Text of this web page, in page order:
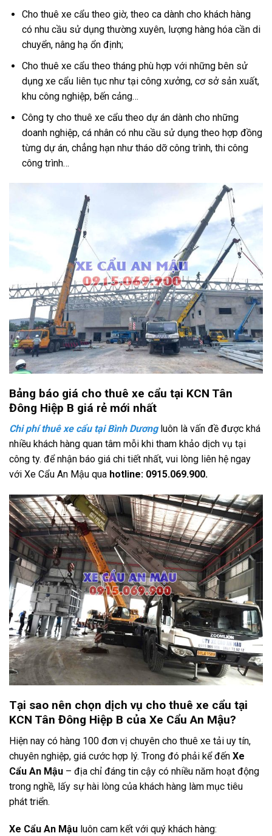
Cho thuê xe cẩu theo giờ, theo ca dành cho khách hàng
có nhu cầu sử dụng thường xuyên, lượng hàng hóa cần di
chuyển, nâng hạ ổn định;
Cho thuê xe cẩu theo tháng phù hợp với những bên sử
dụng xe cẩu liên tục như tại công xưởng, cơ sở sản xuất,
khu công nghiệp, bến cảng…
Công ty cho thuê xe cẩu theo dự án dành cho những
doanh nghiệp, cá nhân có nhu cầu sử dụng theo hợp đồng
từng dự án, chẳng hạn như tháo dỡ công trình, thi công
công trình…
Bảng báo giá cho thuê xe cẩu tại KCN Tân
Đông Hiệp B giá rẻ mới nhất
Chi phí thuê xe cẩu tại Bình Dươngluôn là vấn đề được khá
nhiều khách hàng quan tâm mỗi khi tham khảo dịch vụ tại
công ty. để nhận báo giá chi tiết nhất, vui lòng liên hệ ngay
với Xe Cẩu An Mậu qua hotline: 0915.069.900.
Tại sao nên chọn dịch vụ cho thuê xe cẩu tại
KCN Tân Đông Hiệp B của Xe Cẩu An Mậu?
Hiện nay có hàng 100 đơn vị chuyên cho thuê xe tải uy tín,
chuyên nghiệp, giá cước hợp lý. Trong đó phải kể đến Xe
Cẩu An Mậu – địa chỉ đáng tin cậy có nhiều năm hoạt động
trong nghề, lấy sự hài lòng của khách hàng làm mục tiêu
phát triển.
Xe Cẩu An Mậu luôn cam kết với quý khách hàng: